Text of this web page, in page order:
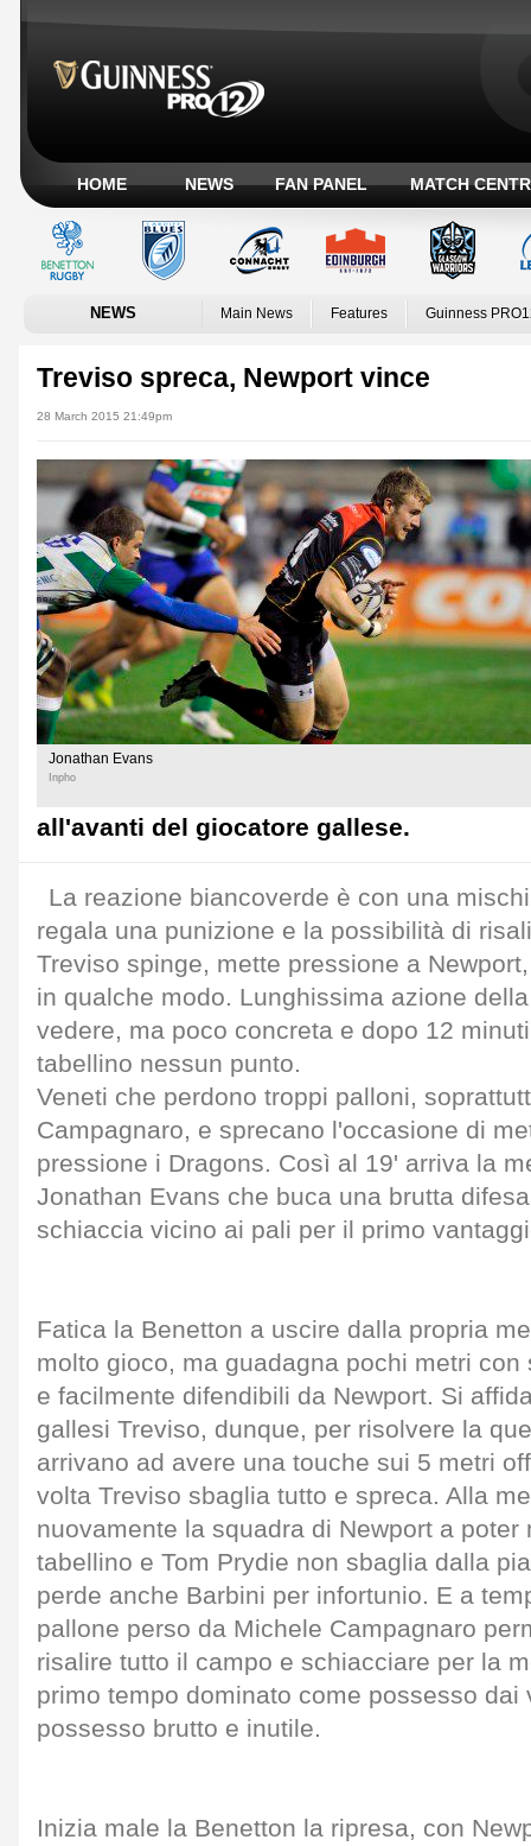
HOME NEWS FAN PANEL MATCH
NEWS Main News Features Guinness
Treviso spreca, Newport vince
28 March 2015 21:49pm
Jonathan Evans
Inpho
all'avanti del giocatore gallese.
La reazione biancoverde è con una
regala una punizione e la possibilità di
Treviso spinge, mette pressione a
in qualche modo. Lunghissima azione
vedere, ma poco concreta e dopo 12
tabellino nessun punto.
Veneti che perdono troppi palloni,
Campagnaro, e sprecano l'occasione di
pressione i Dragons. Così al 19' arriva la
Jonathan Evans che buca una brutta
schiaccia vicino ai pali per il primo
Fatica la Benetton a uscire dalla propria
molto gioco, ma guadagna pochi metri
e facilmente difendibili da Newport. Si
gallesi Treviso, dunque, per risolvere la
arrivano ad avere una touche sui 5 metri
volta Treviso sbaglia tutto e spreca. Alla
nuovamente la squadra di Newport a poter
tabellino e Tom Prydie non sbaglia dalla
perde anche Barbini per infortunio. E a
pallone perso da Michele Campagnaro
risalire tutto il campo e schiacciare per la
primo tempo dominato come possesso dai
possesso brutto e inutile.
Inizia male la Benetton la ripresa, con